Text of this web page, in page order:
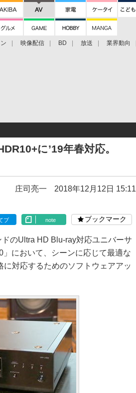
映像配信 BD 放送 業界動向
に’19年春対応。
庄司亮一 2018年12月12日 15:11
ブ note ブックマーク
のUltra HD Blu-ray対応ユニバーサ
において、シーンに応じて最適な
対応するためのソフトウェアアッ